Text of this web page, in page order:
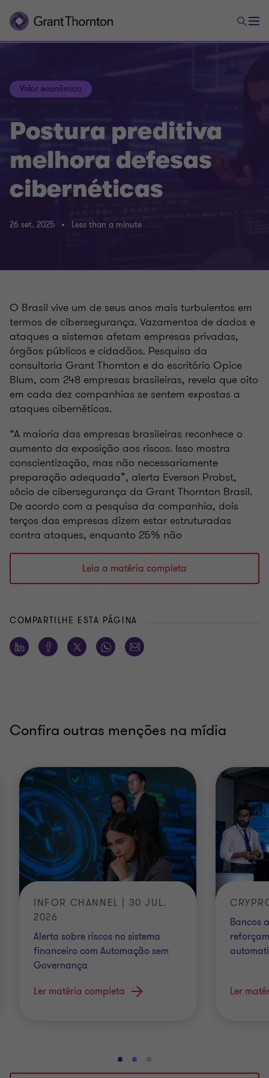
Valor econômico
Postura preditiva
melhora defesas
cibernéticas
26 set. 2025 Less than a minute
O Brasil vive um de seus anos mais turbulentos em
termos de cibersegurança. Vazamentos de dados e
ataques a sistemas afetam empresas privadas,
órgãos públicos e cidadãos. Pesquisa da
consultoria Grant Thornton e do escritório Opice
Blum, com 248 empresas brasileiras, revela que oito
em cada dez companhias se sentem expostas a
ataques cibernéticos.
“A maioria das empresas brasileiras reconhece o
aumento da exposição aos riscos. Isso mostra
conscientização, mas não necessariamente
preparação adequada”, alerta Everson Probst,
sócio de cibersegurança da Grant Thornton Brasil.
De acordo com a pesquisa da companhia, dois
terços das empresas dizem estar estruturadas
contra ataques, enquanto 25% não
Leia a matéria completa
COMPARTILHE ESTA PÁGINA
Confira outras menções na mídia
INFOR CHANNEL | 30 JUL.
2026
Alerta sobre riscos no sistema
financeiro com Automação sem
Governança
Ler matéria completa
Bancos
Ler
Ir
Ir
Ir